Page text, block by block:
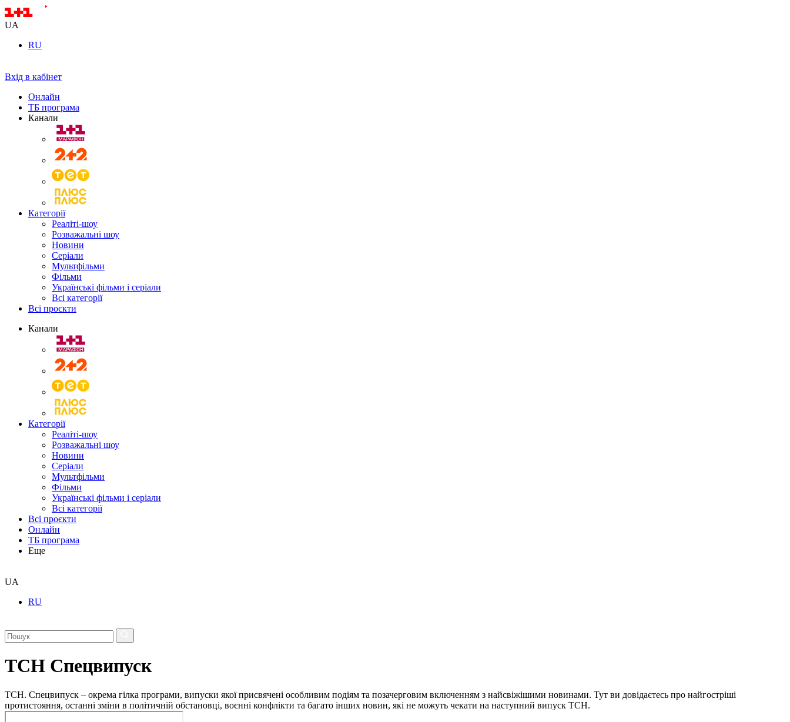
UA
RU
Вхід в кабінет
Онлайн
ТБ програма
Канали
Категорії
Реаліті-шоу
Розважальні шоу
Новини
Серіали
Мультфільми
Фільми
Українські фільми і серіали
Всі категорії
Всі проєкти
Канали
Категорії
Реаліті-шоу
Розважальні шоу
Новини
Серіали
Мультфільми
Фільми
Українські фільми і серіали
Всі категорії
Всі проєкти
Онлайн
ТБ програма
Еще
UA
RU
ТСН Спецвипуск
ТСН. Спецвипуск – окрема гілка програми, випуски якої присвячені особливим подіям та позачерговим включенням з найсвіжішими новинами. Тут ви довідаєтесь про найгостріші
протистояння, останні зміни в політичній обстановці, воєнні конфлікти та багато інших новин, які не можуть чекати на наступний випуск ТСН.